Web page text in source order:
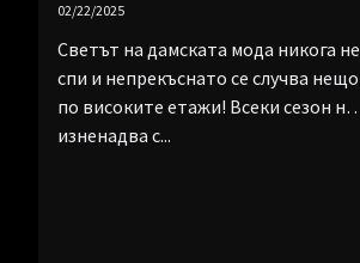
02/22/2025
Светът на дамската мода никога не
спи и непрекъснато се случва нещо
по високите етажи! Всеки сезон ни
изненадва с...